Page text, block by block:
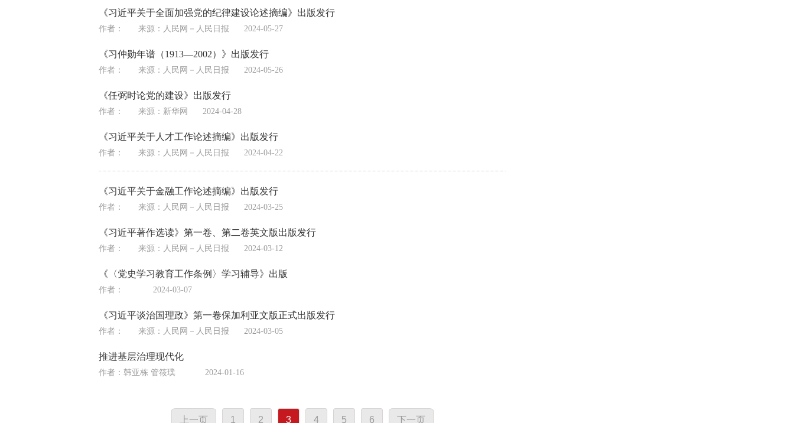
《习近平关于全面加强党的纪律建设论述摘编》出版发行
作者： 来源： 人民网－人民日报 2024-05-27
《习仲勋年谱（1913—2002）》出版发行
作者： 来源： 人民网－人民日报 2024-05-26
《任弼时论党的建设》出版发行
作者： 来源： 新华网 2024-04-28
《习近平关于人才工作论述摘编》出版发行
作者： 来源： 人民网－人民日报 2024-04-22
《习近平关于金融工作论述摘编》出版发行
作者： 来源： 人民网－人民日报 2024-03-25
《习近平著作选读》第一卷、第二卷英文版出版发行
作者： 来源： 人民网－人民日报 2024-03-12
《〈党史学习教育工作条例〉学习辅导》出版
作者： 2024-03-07
《习近平谈治国理政》第一卷保加利亚文版正式出版发行
作者： 来源： 人民网－人民日报 2024-03-05
推进基层治理现代化
作者：韩亚栋 管筱璞 2024-01-16
上一页 1 2 3 4 5 6 下一页